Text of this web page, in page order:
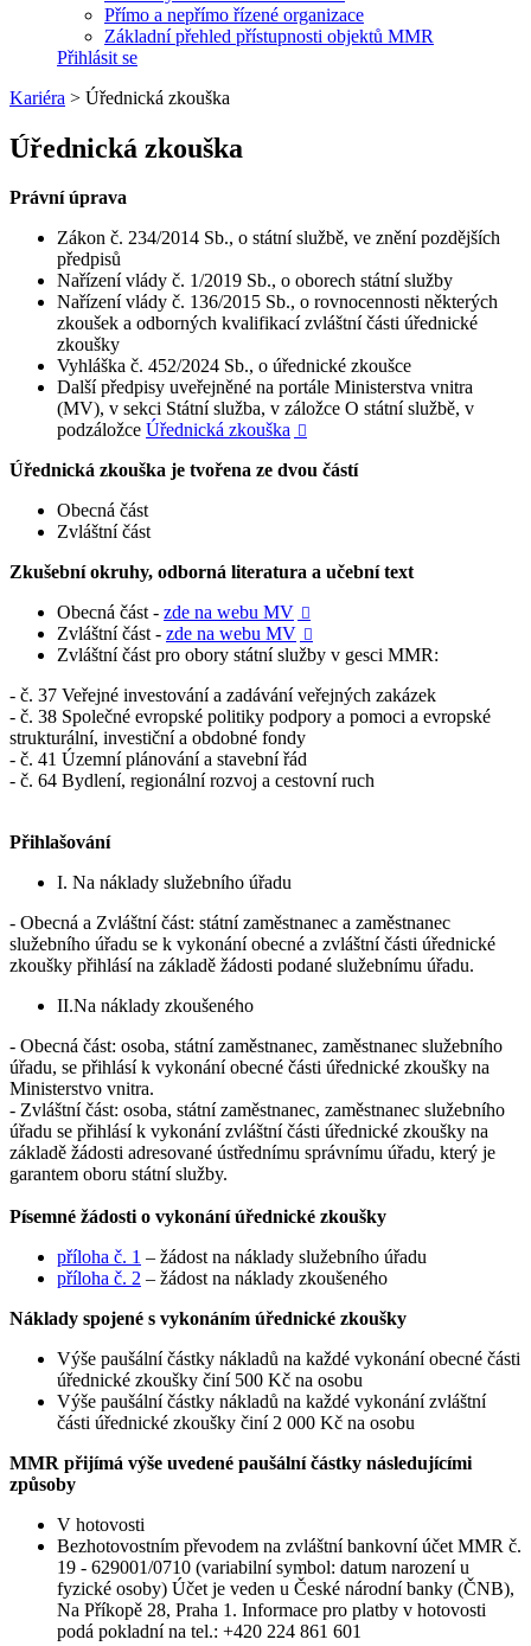
Přímo a nepřímo řízené organizace
Základní přehled přístupnosti objektů MMR
Přihlásit se
Kariéra > Úřednická zkouška
Úřednická zkouška
Právní úprava
Zákon č. 234/2014 Sb., o státní službě, ve znění pozdějších
předpisů
Nařízení vlády č. 1/2019 Sb., o oborech státní služby
Nařízení vlády č. 136/2015 Sb., o rovnocennosti některých
zkoušek a odborných kvalifikací zvláštní části úřednické
zkoušky
Vyhláška č. 452/2024 Sb., o úřednické zkoušce
Další předpisy uveřejněné na portále Ministerstva vnitra
(MV), v sekci Státní služba, v záložce O státní službě, v
podzáložce Úřednická zkouška 
Úřednická zkouška je tvořena ze dvou částí
Obecná část
Zvláštní část
Zkušební okruhy, odborná literatura a učební text
Obecná část - zde na webu MV 
Zvláštní část - zde na webu MV 
Zvláštní část pro obory státní služby v gesci MMR:
- č. 37 Veřejné investování a zadávání veřejných zakázek
- č. 38 Společné evropské politiky podpory a pomoci a evropské
strukturální, investiční a obdobné fondy
- č. 41 Územní plánování a stavební řád
- č. 64 Bydlení, regionální rozvoj a cestovní ruch
Přihlašování
I. Na náklady služebního úřadu
- Obecná a Zvláštní část: státní zaměstnanec a zaměstnanec
služebního úřadu se k vykonání obecné a zvláštní části úřednické
zkoušky přihlásí na základě žádosti podané služebnímu úřadu.
II.Na náklady zkoušeného
- Obecná část: osoba, státní zaměstnanec, zaměstnanec služebního
úřadu, se přihlásí k vykonání obecné části úřednické zkoušky na
Ministerstvo vnitra.
- Zvláštní část: osoba, státní zaměstnanec, zaměstnanec služebního
úřadu se přihlásí k vykonání zvláštní části úřednické zkoušky na
základě žádosti adresované ústřednímu správnímu úřadu, který je
garantem oboru státní služby.
Písemné žádosti o vykonání úřednické zkoušky
příloha č. 1 – žádost na náklady služebního úřadu
příloha č. 2 – žádost na náklady zkoušeného
Náklady spojené s vykonáním úřednické zkoušky
Výše paušální částky nákladů na každé vykonání obecné části
úřednické zkoušky činí 500 Kč na osobu
Výše paušální částky nákladů na každé vykonání zvláštní
části úřednické zkoušky činí 2 000 Kč na osobu
MMR přijímá výše uvedené paušální částky následujícími
způsoby
V hotovosti
Bezhotovostním převodem na zvláštní bankovní účet MMR č.
19 - 629001/0710 (variabilní symbol: datum narození u
fyzické osoby) Účet je veden u České národní banky (ČNB),
Na Příkopě 28, Praha 1. Informace pro platby v hotovosti
podá pokladní na tel.: +420 224 861 601